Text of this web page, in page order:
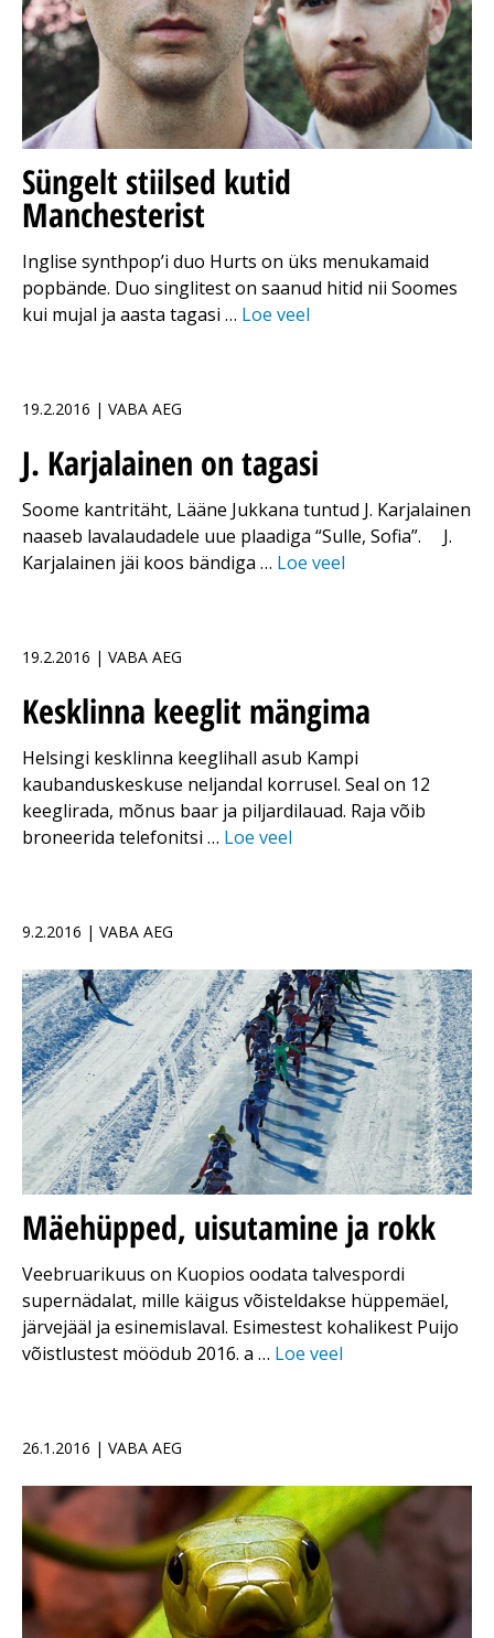
Süngelt stiilsed kutid
Manchesterist
Inglise synthpop’i duo Hurts on üks menukamaid
popbände. Duo singlitest on saanud hitid nii Soomes
kui mujal ja aasta tagasi … Loe veel
19.2.2016 | VABA AEG
J. Karjalainen on tagasi
Soome kantritäht, Lääne Jukkana tuntud J. Karjalainen
naaseb lavalaudadele uue plaadiga “Sulle, Sofia”. J.
Karjalainen jäi koos bändiga … Loe veel
19.2.2016 | VABA AEG
Kesklinna keeglit mängima
Helsingi kesklinna keeglihall asub Kampi
kaubanduskeskuse neljandal korrusel. Seal on 12
keeglirada, mõnus baar ja piljardilauad. Raja võib
broneerida telefonitsi … Loe veel
9.2.2016 | VABA AEG
Mäehüpped, uisutamine ja rokk
Veebruarikuus on Kuopios oodata talvespordi
supernädalat, mille käigus võisteldakse hüppemäel,
järvejääl ja esinemislaval. Esimestest kohalikest Puijo
võistlustest möödub 2016. a … Loe veel
26.1.2016 | VABA AEG